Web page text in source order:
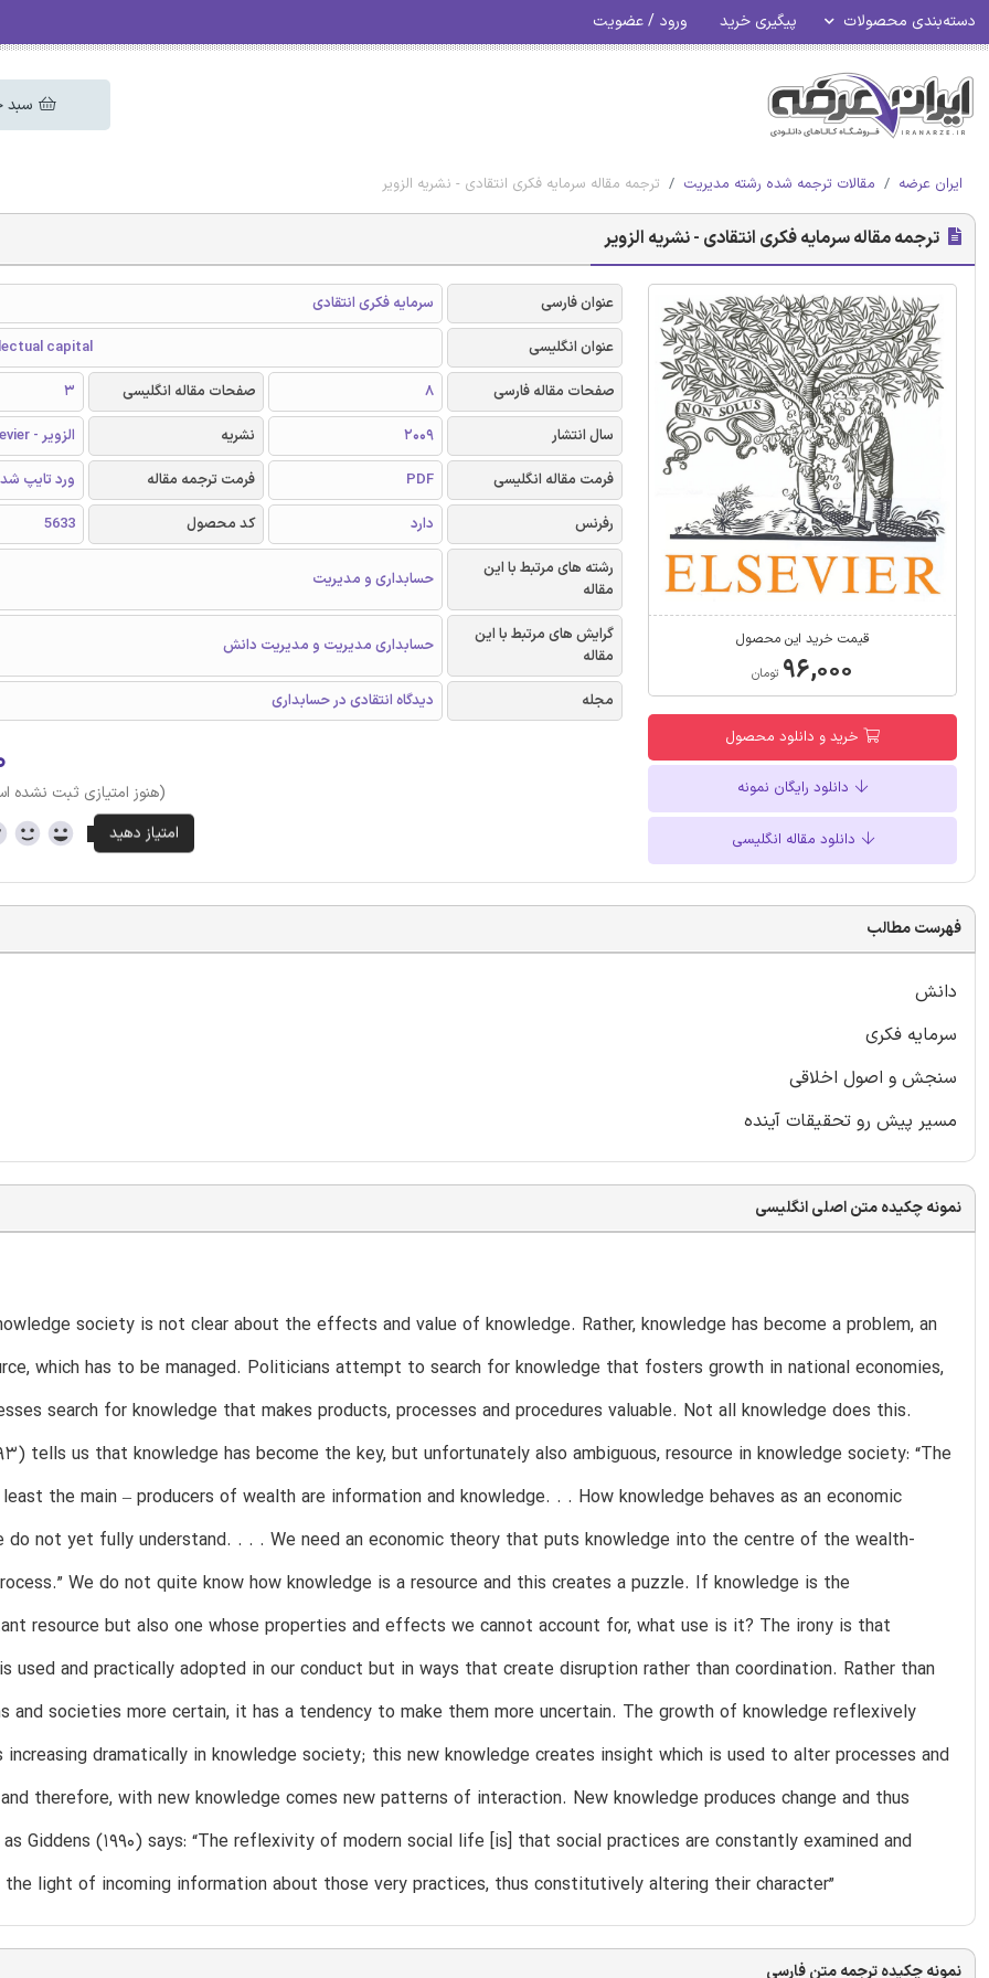
دسته‌بندی محصولات پیگیری خرید ورود / عضویت
سبد
ایران عرضه مقالات ترجمه شده رشته مدیریت ترجمه مقاله سرمایه فکری انتقادی - نشریه الزویر
ترجمه مقاله سرمایه فکری انتقادی - نشریه الزویر
قیمت خرید این محصول
۹۶,۰۰۰ تومان
خرید و دانلود محصول
دانلود رایگان نمونه
دانلود مقاله انگلیسی
عنوان فارسی
سرمایه فکری انتقادی
عنوان انگلیسی
capital
صفحات مقاله فارسی
8 صفحات مقاله انگلیسی
3
سال انتشار
2009 نشریه
الزویر - Elsevier
فرمت مقاله انگلیسی
PDF فرمت ترجمه مقاله
ورد تایپ
رفرنس
دارد کد محصول
5633
رشته های مرتبط با این
مقاله
حسابداری و مدیریت
گرایش های مرتبط با این
مقاله
حسابداری مدیریت و مدیریت دانش
مجله دیدگاه انتقادی در حسابداری
(هنوز امتیازی ثبت نشده
فهرست مطالب
دانش
سرمایه‌ فکری
سنجش و اصول اخلاقی
مسیر پیش رو تحقیقات آینده
نمونه چکیده متن اصلی انگلیسی
society is not clear about the effects and value of knowledge. Rather, knowledge has become a problem, an
which has to be managed. Politicians attempt to search for knowledge that fosters growth in national economies,
search for knowledge that makes products, processes and procedures valuable. Not all knowledge does this.
tells us that knowledge has become the key, but unfortunately also ambiguous, resource in knowledge society: “The
the main – producers of wealth are information and knowledge. . . How knowledge behaves as an economic
do not yet fully understand. . . . We need an economic theory that puts knowledge into the centre of the wealth-
We do not quite know how knowledge is a resource and this creates a puzzle. If knowledge is the
resource but also one whose properties and effects we cannot account for, what use is it? The irony is that
used and practically adopted in our conduct but in ways that create disruption rather than coordination. Rather than
and societies more certain, it has a tendency to make them more uncertain. The growth of knowledge reflexively
increasing dramatically in knowledge society; this new knowledge creates insight which is used to alter processes and
therefore, with new knowledge comes new patterns of interaction. New knowledge produces change and thus
Giddens (1990) says: “The reflexivity of modern social life [is] that social practices are constantly examined and
light of incoming information about those very practices, thus constitutively altering their character”
نمونه چکیده ترجمه متن فارسی